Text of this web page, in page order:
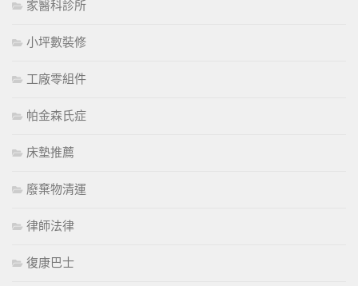
家醫科診所
小坪數裝修
工廠零組件
帕金森氏症
床墊推薦
廢棄物清運
律師法律
復康巴士